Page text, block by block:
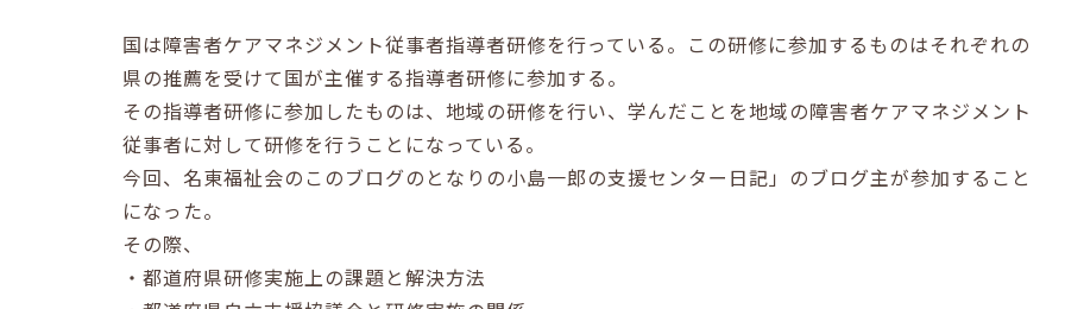
国は障害者ケアマネジメント従事者指導者研修を行っている。この研修に参加するものはそれぞれの
県の推薦を受けて国が主催する指導者研修に参加する。
その指導者研修に参加したものは、地域の研修を行い、学んだことを地域の障害者ケアマネジメント
従事者に対して研修を行うことになっている。
今回、名東福祉会のこのブログのとなりの小島一郎の支援センター日記」のブログ主が参加すること
になった。
その際、
・都道府県研修実施上の課題と解決方法